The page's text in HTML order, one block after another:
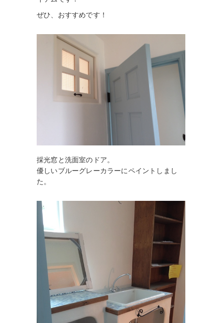
ぜひ、おすすめです！
採光窓と洗面室のドア。
優しいブルーグレーカラーにペイントしまし
た。